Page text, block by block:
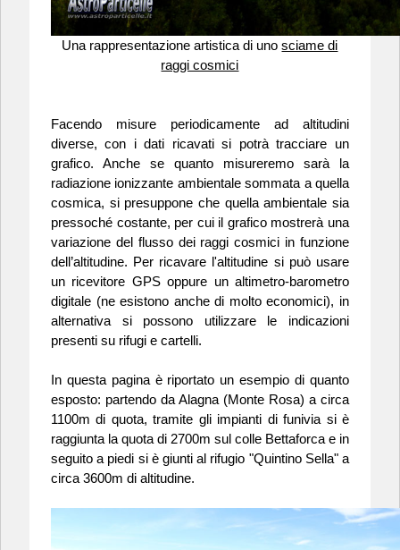
Una rappresentazione artistica di unosciame di
raggi cosmici
Facendo misure periodicamente ad altitudini
diverse, con i dati ricavati si potrà tracciare un
grafico. Anche se quanto misureremo sarà la
radiazione ionizzante ambientale sommata a quella
cosmica, si presuppone che quella ambientale sia
pressoché costante, per cui il grafico mostrerà una
variazione del flusso dei raggi cosmici in funzione
dell’altitudine. Per ricavare l'altitudine si può usare
un ricevitore GPS oppure un altimetro-barometro
digitale (ne esistono anche di molto economici), in
alternativa si possono utilizzare le indicazioni
presenti su rifugi e cartelli.
In questa pagina è riportato un esempio di quanto
esposto: partendo da Alagna (Monte Rosa) a circa
1100m di quota, tramite gli impianti di funivia si è
raggiunta la quota di 2700m sul colle Bettaforca e in
seguito a piedi si è giunti al rifugio "Quintino Sella" a
circa 3600m di altitudine.